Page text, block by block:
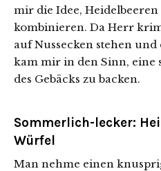
mir die Idee,
kombinieren. Da Herr
auf Nussecken stehen und
kam mir in den Sinn, eine
des Gebäcks zu backen.
Sommerlich-lecker:
Würfel
Man nehme einen